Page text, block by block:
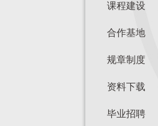
课程建设
合作基地
规章制度
资料下载
毕业招聘